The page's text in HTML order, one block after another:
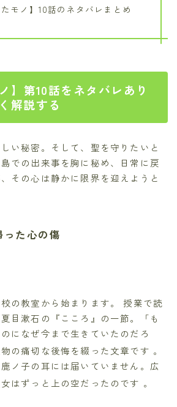
たモノ】10話のネタバレまとめ
】第10話をネタバレあり
解説する
い秘密。そして、聖を守りたいと
での出来事を胸に秘め、日常に戻
その心は静かに限界を迎えようと
た心の傷
の教室から始まります。 授業で読
目漱石の『こころ』の一節。「も
になぜ今まで生きていたのだろ
の痛切な後悔を綴った文章です 。
ノ子の耳には届いていません。広
はずっと上の空だったのです 。